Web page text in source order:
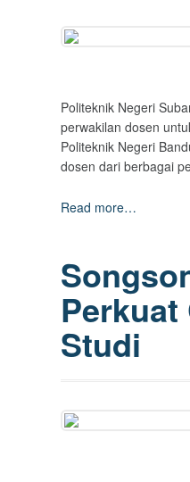
Politeknik Negeri
perwakilan dosen
Politeknik Negeri
dosen dari berbagai
Read more…
Studi